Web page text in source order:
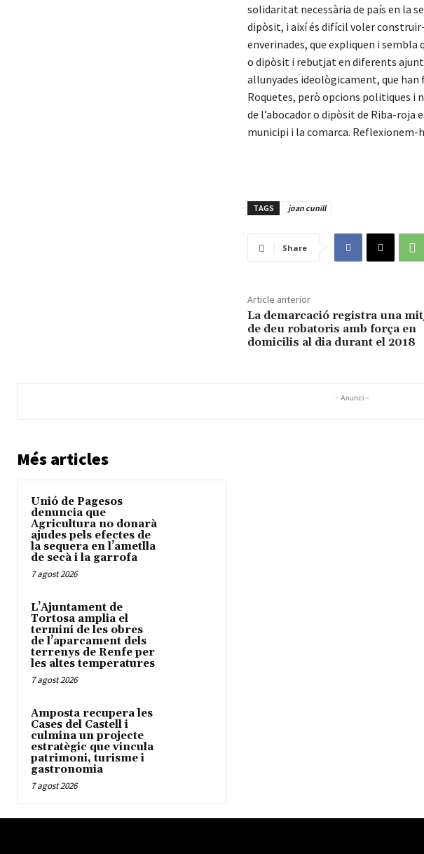
solidaritat necessària de país en la
dipòsit, i així és difícil voler
enverinades, que expliquen i
o dipòsit i rebutjat en diferents
allunyades ideològicament, que
Roquetes, però opcions politiques i
de l’abocador o dipòsit de Riba-roja
municipi i la comarca. Reflexionem-
TAGS joan cunill
Share
Article anterior
La demarcació registra una
de deu robatoris amb força en
domicilis al dia durant el 2018
- Anunci -
Més articles
Unió de Pagesos
denuncia que
Agricultura no donarà
ajudes pels efectes de
la sequera en l’ametlla
de secà i la garrofa
7 agost 2026
L’Ajuntament de
Tortosa amplia el
termini de les obres
de l’aparcament dels
terrenys de Renfe per
les altes temperatures
7 agost 2026
Amposta recupera les
Cases del Castell i
culmina un projecte
estratègic que vincula
patrimoni, turisme i
gastronomia
7 agost 2026